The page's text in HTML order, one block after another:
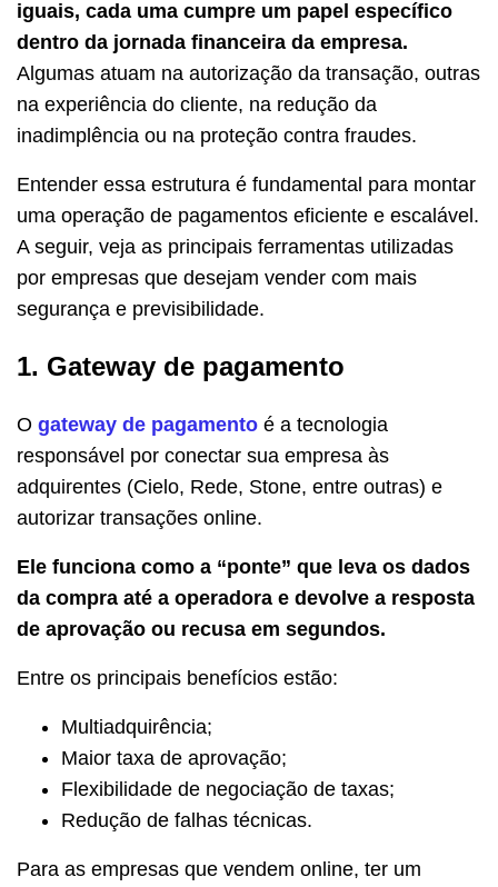
iguais, cada uma cumpre um papel específico
dentro da jornada financeira da empresa.
Algumas atuam na autorização da transação, outras
na experiência do cliente, na redução da
inadimplência ou na proteção contra fraudes.
Entender essa estrutura é fundamental para montar
uma operação de pagamentos eficiente e escalável.
A seguir, veja as principais ferramentas utilizadas
por empresas que desejam vender com mais
segurança e previsibilidade.
1. Gateway de pagamento
O gateway de pagamento é a tecnologia
responsável por conectar sua empresa às
adquirentes (Cielo, Rede, Stone, entre outras) e
autorizar transações online.
Ele funciona como a “ponte” que leva os dados
da compra até a operadora e devolve a resposta
de aprovação ou recusa em segundos.
Entre os principais benefícios estão:
Multiadquirência;
Maior taxa de aprovação;
Flexibilidade de negociação de taxas;
Redução de falhas técnicas.
Para as empresas que vendem online, ter um